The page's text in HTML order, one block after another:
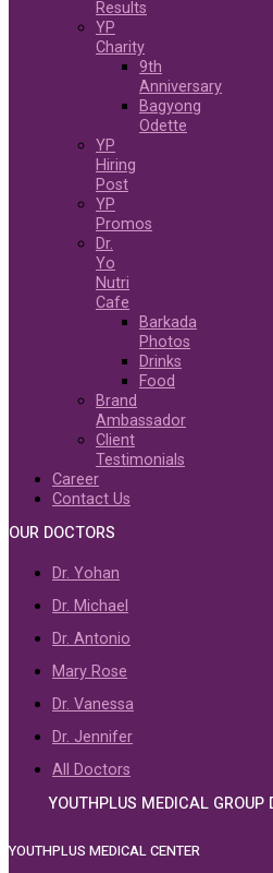
Results
YP
Charity
9th
Anniversary
Bagyong
Odette
YP
Hiring
Post
YP
Promos
Dr.
Yo
Nutri
Cafe
Barkada
Photos
Drinks
Food
Brand
Ambassador
Client
Testimonials
Career
Contact Us
OUR DOCTORS
Dr. Yohan
Dr. Michael
Dr. Antonio
Mary Rose
Dr. Vanessa
Dr. Jennifer
All Doctors
YOUTHPLUS MEDICAL GROUP
YOUTHPLUS MEDICAL CENTER